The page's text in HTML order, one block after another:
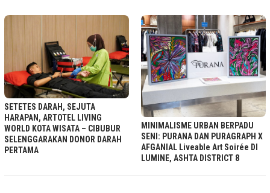
SETETES DARAH, SEJUTA
HARAPAN, ARTOTEL LIVING
WORLD KOTA WISATA – CIBUBUR
SELENGGARAKAN DONOR DARAH
PERTAMA
MINIMALISME URBAN BERPADU
SENI: PURANA DAN PURAGRAPH X
AFGANIAL Liveable Art Soirée DI
LUMINE, ASHTA DISTRICT 8